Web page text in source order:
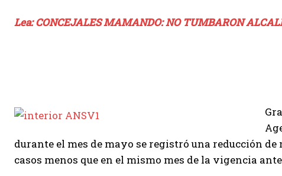
Lea: CONCEJALES MAMANDO: NO TUMBARON
durante el mes de mayo se registró una reducción de
casos menos que en el mismo mes de la vigencia